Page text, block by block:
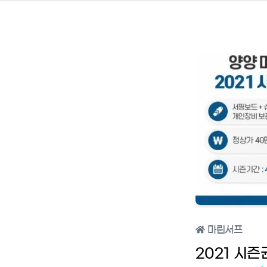
마린서프
2021 시즌